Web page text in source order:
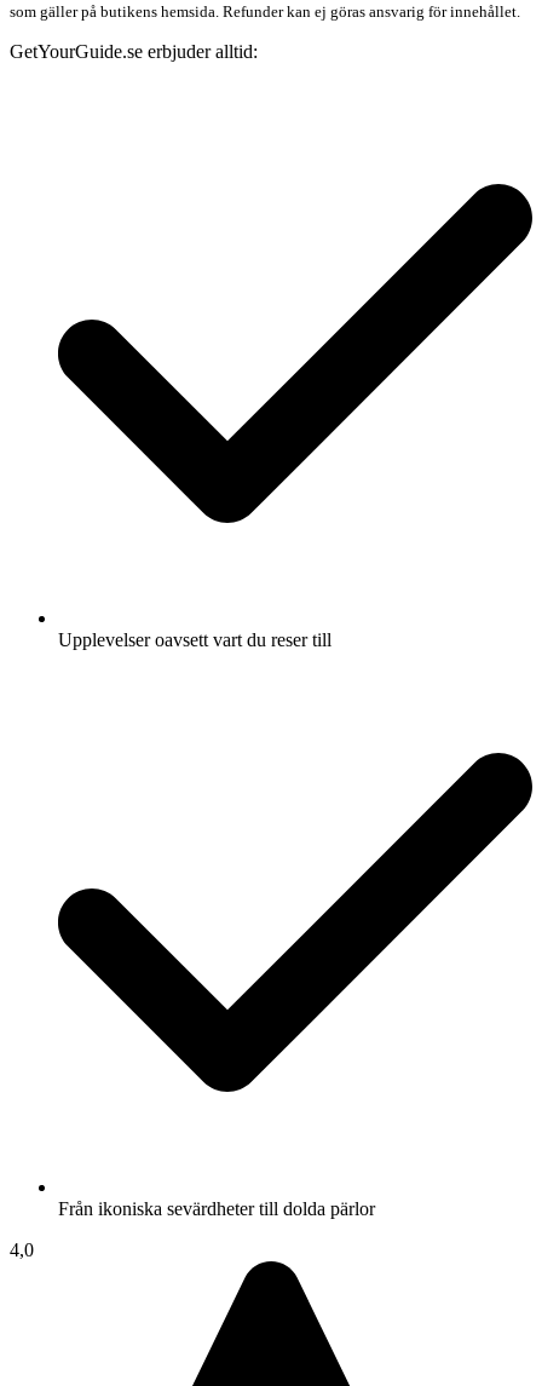
som gäller på butikens hemsida. Refunder kan ej göras ansvarig för innehållet.
GetYourGuide.se erbjuder alltid:
Upplevelser oavsett vart du reser till
Från ikoniska sevärdheter till dolda pärlor
4,0